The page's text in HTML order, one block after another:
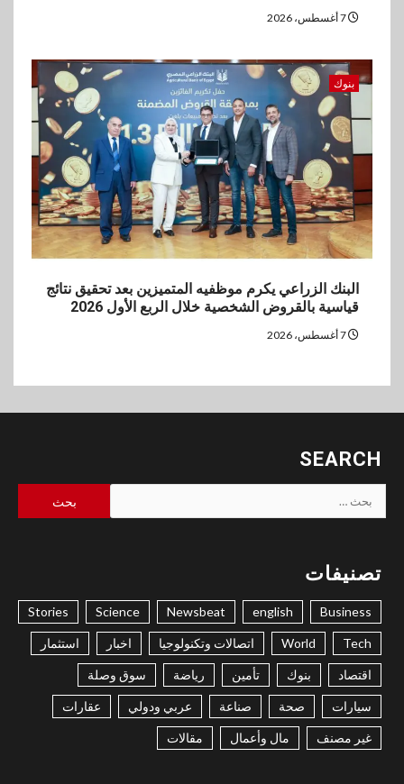
بنوك
البنك الزراعي يكرم موظفيه المتميزين بعد تحقيق نتائج
قياسية بالقروض الشخصية خلال الربع الأول 2026
SEARCH
البحث
عن:
تصنيفات
Business
english
Newsbeat
Science
Stories
Tech
World اتصالات وتكنولوجيا اخبار استثمار
اقتصاد بنوك تأمين رياضة سوق وصلة
سيارات صحة صناعة عربي ودولي عقارات
غير مصنف مال وأعمال مقالات